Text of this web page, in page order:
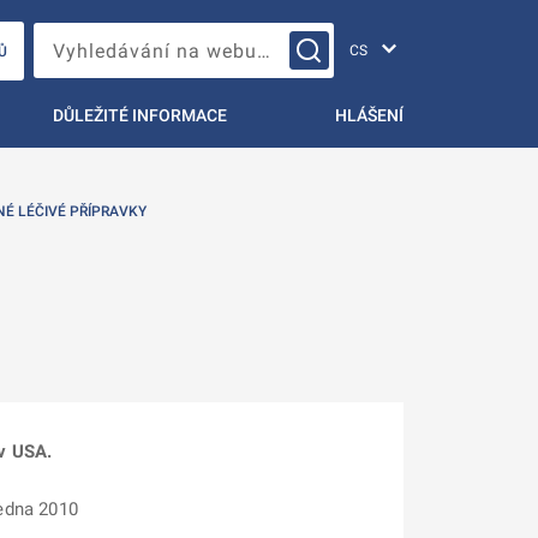
Vyhledávání na webu…
DŮLEŽITÉ INFORMACE HLÁŠENÍ
LÉČIVÉ PŘÍPRAVKY
USA.
2010